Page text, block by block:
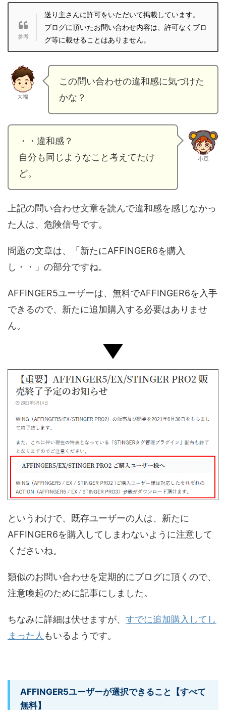
送り主さんに許可をいただいて掲載しています。
ブログに頂いたお問い合わせ内容は、許可なくブロ
グ等に載せることはありません。
大福
この問い合わせの違和感に気づけた
かな？
・・違和感？
自分も同じようなこと考えてたけ
ど。
小豆
上記の問い合わせ文章を読んで違和感を感じなかっ
た人は、危険信号です。
問題の文章は、「新たにAFFINGER6を購入
し・・」の部分ですね。
AFFINGER5ユーザーは、無料でAFFINGER6を入手
できるので、新たに追加購入する必要はありませ
ん。
というわけで、既存ユーザーの人は、新たに
AFFINGER6を購入してしまわないように注意して
くださいね。
類似のお問い合わせを定期的にブログに頂くので、
注意喚起のために記事にしました。
ちなみに詳細は伏せますが、 すでに追加購入してし
まった人 もいるようです。
AFFINGER5ユーザーが選択できること【すべて
無料】